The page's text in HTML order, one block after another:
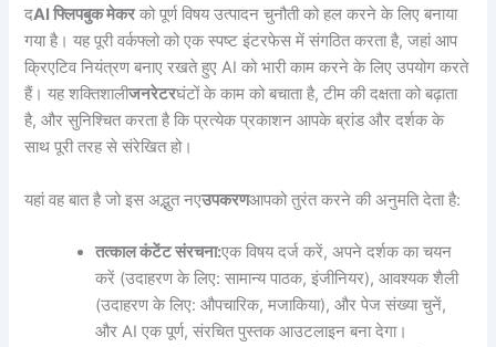
दAI फ्लिपबुक मेकरको पूर्ण विषय उत्पादन चुनौती को हल करने के लिए बनाया
गया है। यह पूरी वर्कफ्लो को एक स्पष्ट इंटरफेस में संगठित करता है, जहां आप
क्रिएटिव नियंत्रण बनाए रखते हुए AI को भारी काम करने के लिए उपयोग करते
हैं। यह शक्तिशालीजनरेटरघंटों के काम को बचाता है, टीम की दक्षता को बढ़ाता
है, और सुनिश्चित करता है कि प्रत्येक प्रकाशन आपके ब्रांड और दर्शक के
साथ पूरी तरह से संरेखित हो।
यहां वह बात है जो इस अद्भुत नएउपकरणआपको तुरंत करने की अनुमति देता है:
तत्काल कंटेंट संरचना:एक विषय दर्ज करें, अपने दर्शक का चयन
करें (उदाहरण के लिए: सामान्य पाठक, इंजीनियर), आवश्यक शैली
(उदाहरण के लिए: औपचारिक, मजाकिया), और पेज संख्या चुनें,
और AI एक पूर्ण, संरचित पुस्तक आउटलाइन बना देगा।